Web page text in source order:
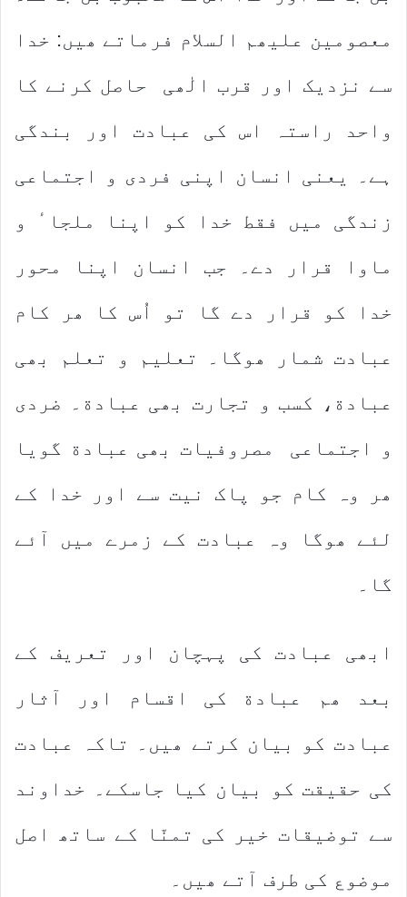
معصومین علیھم السلام فرماتے ھیں: خدا
سے نزدیک اور قرب الٰھی حاصل کرنے کا
واحد راستہ اس کی عبادت اور بندگی
ہے۔ یعنی انسان اپنی فردی و اجتماعی
زندگی میں فقط خدا کو اپنا ملجاٴ و
ماوا قرار دے۔ جب انسان اپنا محور
خدا کو قرار دے گا تو اُس کا ھر کام
عبادت شمار ھوگا۔ تعلیم و تعلم بھی
عبادة، کسب و تجارت بھی عبادة۔ ضردی
و اجتماعی مصروفیات بھی عبادة گویا
ھر وہ کام جو پاک نیت سے اور خدا کے
لئے ھوگا وہ عبادت کے زمرے میں آئے
گا۔
ابھی عبادت کی پہچان اور تعریف کے
بعد ھم عبادة کی اقسام اور آثار
عبادت کو بیان کرتے ھیں۔ تاکہ عبادت
کی حقیقت کو بیان کیا جاسکے۔ خداوند
سے توضیقات خیر کی تمنّا کے ساتھ اصل
موضوع کی طرف آتے ھیں۔